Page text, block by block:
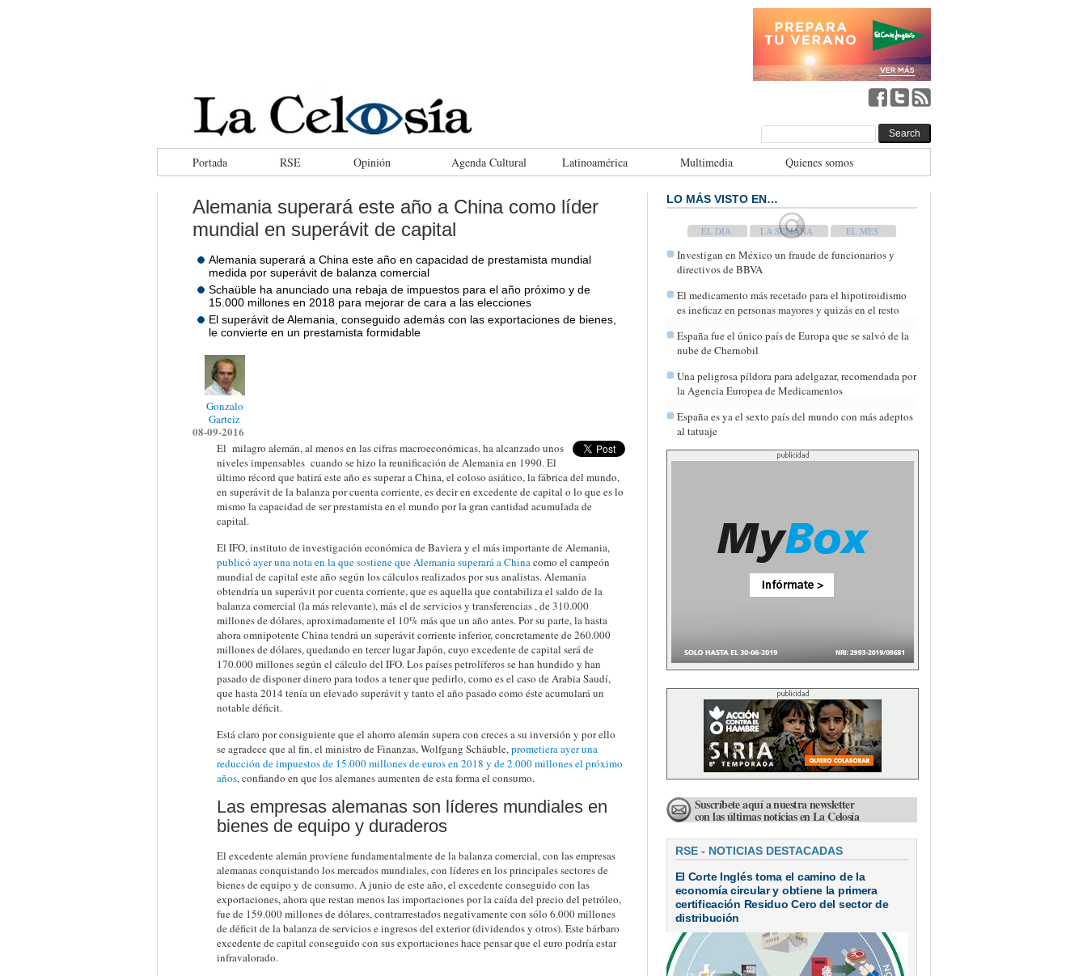
Portada RSE Opinión Agenda Cultural Latinoamérica Multimedia Quienes somos
Alemania superará este año a China como líder
mundial en superávit de capital
Alemania superará a China este año en capacidad de prestamista mundial
medida por superávit de balanza comercial
Schaüble ha anunciado una rebaja de impuestos para el año próximo y de
15.000 millones en 2018 para mejorar de cara a las elecciones
El superávit de Alemania, conseguido además con las exportaciones de bienes,
le convierte en un prestamista formidable
Gonzalo
Garteiz
08-09-2016
El milagro alemán, al menos en las cifras macroeconómicas, ha alcanzado unos
niveles impensables cuando se hizo la reunificación de Alemania en 1990. El
último récord que batirá este año es superar a China, el coloso asiático, la fábrica del mundo,
en superávit de la balanza por cuenta corriente, es decir en excedente de capital o lo que es lo
mismo la capacidad de ser prestamista en el mundo por la gran cantidad acumulada de
capital.
El IFO, instituto de investigación económica de Baviera y el más importante de Alemania,
publicó ayer una nota en la que sostiene que Alemania superará a Chinacomo el campeón
mundial de capital este año según los cálculos realizados por sus analistas. Alemania
obtendría un superávit por cuenta corriente, que es aquella que contabiliza el saldo de la
balanza comercial (la más relevante), más el de servicios y transferencias , de 310.000
millones de dólares, aproximadamente el 10% más que un año antes. Por su parte, la hasta
ahora omnipotente China tendrá un superávit corriente inferior, concretamente de 260.000
millones de dólares, quedando en tercer lugar Japón, cuyo excedente de capital será de
170.000 millones según el cálculo del IFO. Los países petrolíferos se han hundido y han
pasado de disponer dinero para todos a tener que pedirlo, como es el caso de Arabia Saudí,
que hasta 2014 tenía un elevado superávit y tanto el año pasado como éste acumulará un
notable déficit.
Está claro por consiguiente que el ahorro alemán supera con creces a su inversión y por ello
se agradece que al fin, el ministro de Finanzas, Wolfgang Schäuble,prometiera ayer una
reducción de impuestos de 15.000 millones de euros en 2018 y de 2.000 millones el próximo
años, confiando en que los alemanes aumenten de esta forma el consumo.
Las empresas alemanas son líderes mundiales en
bienes de equipo y duraderos
El excedente alemán proviene fundamentalmente de la balanza comercial, con las empresas
alemanas conquistando los mercados mundiales, con líderes en los principales sectores de
bienes de equipo y de consumo. A junio de este año, el excedente conseguido con las
exportaciones, ahora que restan menos las importaciones por la caída del precio del petróleo,
fue de 159.000 millones de dólares, contrarrestados negativamente con sólo 6.000 millones
de déficit de la balanza de servicios e ingresos del exterior (dividendos y otros). Este bárbaro
excedente de capital conseguido con sus exportaciones hace pensar que el euro podría estar
infravalorado.
LO MÁS VISTO EN…
TODAY WEEK MONTH
Investigan en México un fraude de funcionarios y
directivos de BBVA
El medicamento más recetado para el hipotiroidismo
es ineficaz en personas mayores y quizás en el resto
España fue el único país de Europa que se salvó de la
nube de Chernobil
Una peligrosa píldora para adelgazar, recomendada por
la Agencia Europea de Medicamentos
España es ya el sexto país del mundo con más adeptos
al tatuaje
Suscríbete aquí a nuestra newsletter
con las últimas noticias en La Celosía
RSE - NOTICIAS DESTACADAS
El Corte Inglés toma el camino de la
economía circular y obtiene la primera
certificación Residuo Cero del sector de
distribución